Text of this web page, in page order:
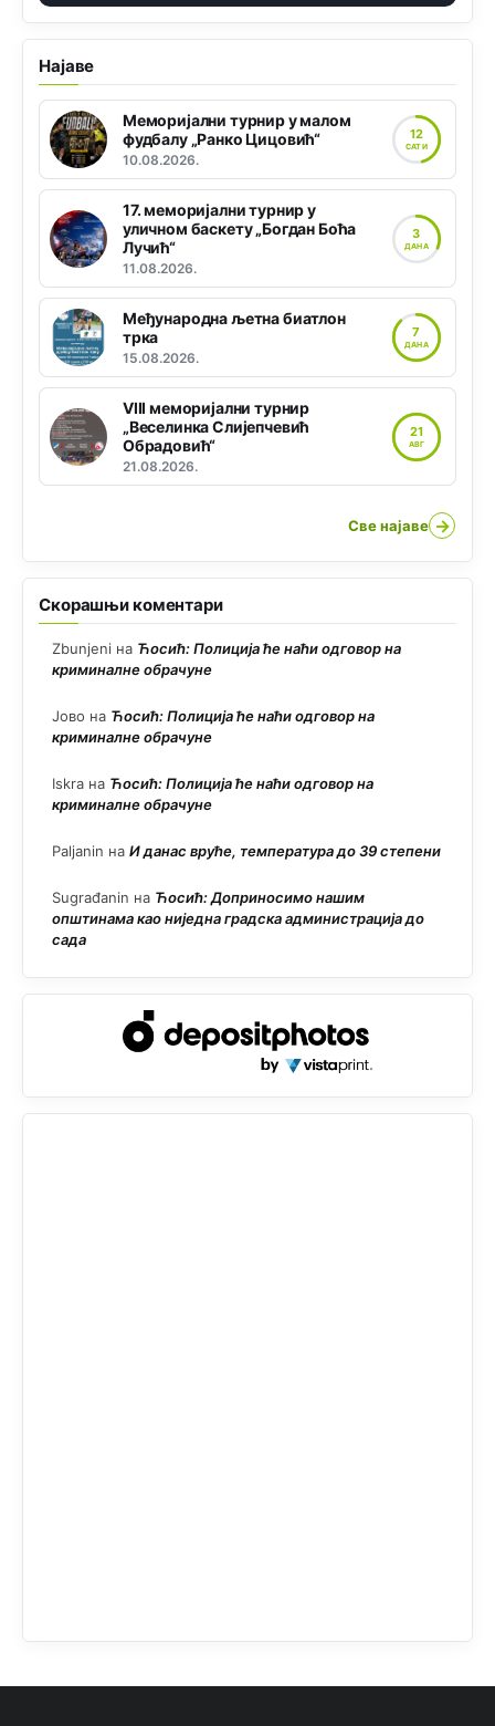
Најаве
Меморијални турнир у малом
фудбалу „Ранко Цицовић“
10.08.2026.
12
САТИ
17. меморијални турнир у
уличном баскету „Богдан Боћа
Лучић“
11.08.2026.
3
ДАНА
Међународна љетна биатлон
трка
15.08.2026.
7
ДАНА
VIII меморијални турнир
„Веселинка Слијепчевић
Обрадовић“
21.08.2026.
21
АВГ
Све најаве →
Скорашњи коментари
Zbunjeni на Ћосић: Полиција ће наћи одговор на
криминалне обрачуне
Јово на Ћосић: Полиција ће наћи одговор на
криминалне обрачуне
Iskra на Ћосић: Полиција ће наћи одговор на
криминалне обрачуне
Paljanin на И данас вруће, температура до 39 степени
Sugrađanin на Ћосић: Доприносимо нашим
општинама као ниједна градска администрација до
сада